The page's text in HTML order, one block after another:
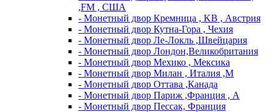
,FM , США
- Монетный двор Кремница , KB , Австрия
- Монетный двор Кутна-Гора , Чехия
- Монетный двор Ле-Локль ,Швейцария
- Монетный двор Лондон,Великобритания
- Монетный двор Мехико , Мексика
- Монетный двор Милан , Италия ,M
- Монетный двор Оттава ,Канада
- Монетный двор Париж ,Франция , A
- Монетный двор Пессак, Франция